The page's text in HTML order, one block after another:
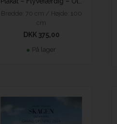
Bredde: 70 cm / Højde: 100
cm
DKK 375,00
På lager